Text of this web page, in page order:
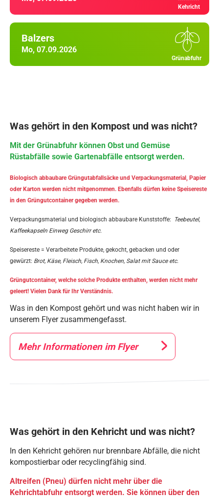
Kehricht
Balzers
Mo, 07.09.2026
Grünabfuhr
Was gehört in den Kompost und was nicht?
Mit der Grünabfuhr können Obst und Gemüse
Rüstabfälle sowie Gartenabfälle entsorgt werden.
Biologisch abbaubare Grüngutabfallsäcke und Verpackungsmaterial, Papier
oder Karton werden nicht mitgenommen. Ebenfalls dürfen keine Speisereste
in den Grüngutcontainer gegeben werden.
Verpackungsmaterial und biologisch abbaubare Kunststoffe:
Teebeutel,
Kaffeekapseln Einweg Geschirr etc.
Speisereste = Verarbeitete Produkte, gekocht, gebacken und oder
gewürzt: Brot, Käse, Fleisch, Fisch, Knochen, Salat mit Sauce etc.
Grüngutcontainer, welche solche Produkte enthalten, werden nicht mehr
geleert! Vielen Dank für Ihr Verständnis.
Was in den Kompost gehört und was nicht haben wir in
unserem Flyer zusammengefasst.
Mehr Informationen im Flyer
Was gehört in den Kehricht und was nicht?
In den Kehricht gehören nur brennbare Abfälle, die nicht
kompostierbar oder recyclingfähig sind.
Altreifen (Pneu) dürfen nicht mehr über die
Kehrichtabfuhr entsorgt werden. Sie können über den